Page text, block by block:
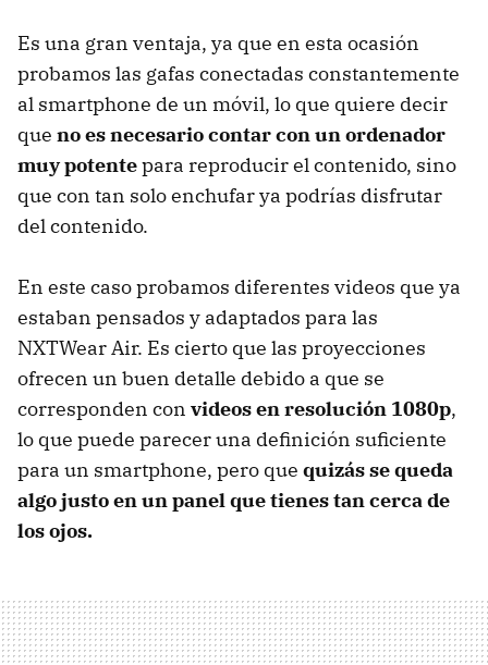
Es una gran ventaja, ya que en esta ocasión
probamos las gafas conectadas constantemente
al smartphone de un móvil, lo que quiere decir
que no es necesario contar con un ordenador
muy potentepara reproducir el contenido, sino
que con tan solo enchufar ya podrías disfrutar
del contenido.
En este caso probamos diferentes videos que ya
estaban pensados y adaptados para las
NXTWear Air. Es cierto que las proyecciones
ofrecen un buen detalle debido a que se
corresponden con videos en resolución 1080p,
lo que puede parecer una definición suficiente
para un smartphone, pero que quizás se queda
algo justo en un panel que tienes tan cerca de
los ojos.